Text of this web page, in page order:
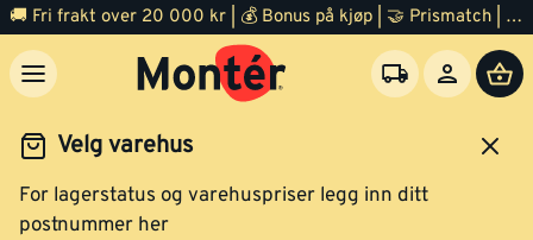
🚚 Fri frakt over 20 000 kr | 💰 Bonus på kjøp | 🤝 Prismatch | ⭐ 100% fornøyd garanti | 🏪 140 byggevarehus
Velg varehus
For lagerstatus og varehuspriser legg inn ditt
postnummer her
og verneutstyr